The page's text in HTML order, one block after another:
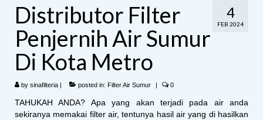
4
FEB 2024
Distributor Filter
Penjernih Air Sumur
Di Kota Metro
by sinafilteria | posted in: Filter Air Sumur | 0
TAHUKAH ANDA? Apa yang akan terjadi pada air anda
sekiranya memakai filter air, tentunya hasil air yang di hasilkan